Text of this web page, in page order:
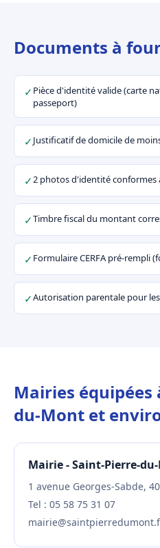
Documents à
✓ Pièce d'identité valide (carte
passeport)
✓Justificatif de domicile de
✓2 photos d'identité conformes
✓Timbre fiscal du montant
✓ Formulaire CERFA pré-rempli
✓Autorisation parentale pour
Mairies équipées
du-Mont et
Mairie - Saint-Pierre-
1 avenue Georges-Sabde,
Tel : 05 58 75 31 07